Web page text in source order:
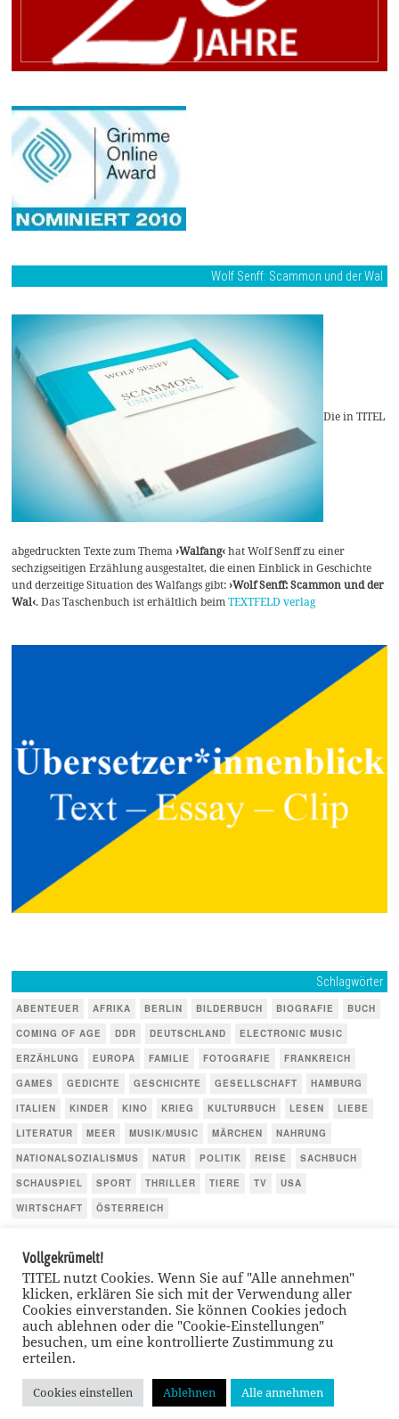
Wolf Senff: Scammon und der Wal
Die in TITEL
abgedruckten Texte zum Thema›Walfang‹hat Wolf Senff zu einer
sechzigseitigen Erzählung ausgestaltet, die einen Einblick in Geschichte
und derzeitige Situation des Walfangs gibt:›Wolf Senff: Scammon und der
Wal‹. Das Taschenbuch ist erhältlich beimTEXTFELD verlag
Schlagwörter
ABENTEUER AFRIKA BERLIN BILDERBUCH BIOGRAFIE
BUCH
COMING OF AGE
DDR DEUTSCHLAND
ELECTRONIC MUSIC
ERZÄHLUNG
EUROPA FAMILIE FOTOGRAFIE
FRANKREICH
GAMES
GEDICHTE GESCHICHTE GESELLSCHAFT
HAMBURG
ITALIEN
KINDER KINO KRIEG KULTURBUCH LESEN
LIEBE
LITERATUR
MEER MUSIK/MUSIC MÄRCHEN
NAHRUNG
NATIONALSOZIALISMUS
NATUR POLITIK REISE
SACHBUCH
SCHAUSPIEL
SPORT THRILLER TIERE TV
USA
WIRTSCHAFT
ÖSTERREICH
Vollgekrümelt!
TITEL nutzt Cookies. Wenn Sie auf "Alle annehmen"
klicken, erklären Sie sich mit der Verwendung aller
Cookies einverstanden. Sie können Cookies jedoch
auch ablehnen oder die "Cookie-Einstellungen"
besuchen, um eine kontrollierte Zustimmung zu
erteilen.
Cookies einstellen Ablehnen Alle annehmen